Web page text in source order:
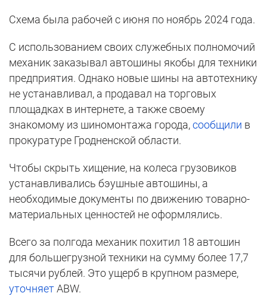
Схема была рабочей с июня по ноябрь 2024 года.
С использованием своих служебных полномочий
механик заказывал автошины якобы для техники
предприятия. Однако новые шины на автотехнику
не устанавливал, а продавал на торговых
площадках в интернете, а также своему
знакомому из шиномонтажа города,сообщили в
прокуратуре Гродненской области.
Чтобы скрыть хищение, на колеса грузовиков
устанавливались бэушные автошины, а
необходимые документы по движению товарно-
материальных ценностей не оформлялись.
Всего за полгода механик похитил 18 автошин
для большегрузной техники на сумму более 17,7
тысячи рублей. Это ущерб в крупном размере,
уточняетABW.